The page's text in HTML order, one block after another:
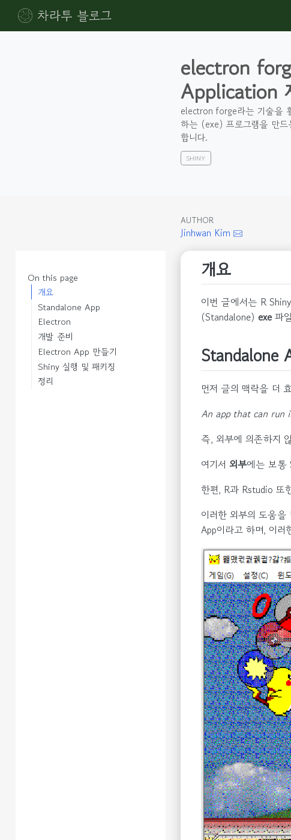
차라투 블로그
electron
Application
electron forge라는 기술을
하는 (exe) 프로그램을 만드
합니다.
SHINY
AUTHOR
Jinhwan Kim
On this page
개요
Standalone App
Electron
개발 준비
Electron App 만들기
Shiny 실행 및 패키징
정리
개요
이번 글에서는 R
(Standalone) exe 파
Standalone
먼저 글의 맥락을 더
An app that can run
즉, 외부에 의존하지
여기서 외부에는 보통
한편, R과 Rstudio 또
이러한 외부의 도움
App이라고 하며, 이